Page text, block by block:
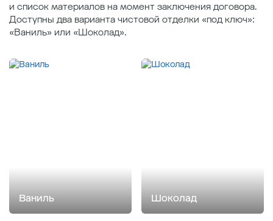
и список материалов на момент заключения договора.
Доступны два варианта чистовой отделки «под ключ»:
«Ваниль» или «Шоколад».
Ваниль Шоколад